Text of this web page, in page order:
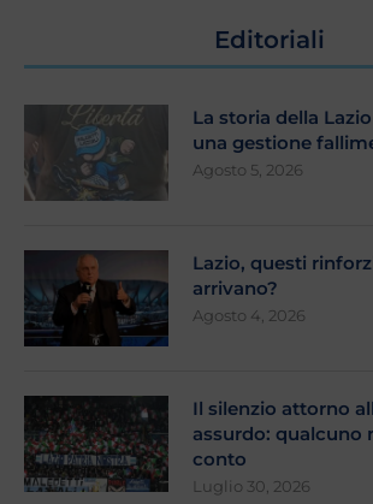
Editoriali
La storia della
una gestione
Agosto 5, 2026
Lazio, questi
arrivano?
Agosto 4, 2026
Il silenzio attorno
assurdo: qualcuno
conto
Luglio 30, 2026